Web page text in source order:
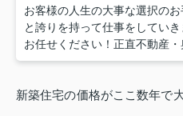
お客様の人生の大事な選択の
と誇りを持って仕事をしてい
お任せください！正直不動産・
新築住宅の価格がここ数年で